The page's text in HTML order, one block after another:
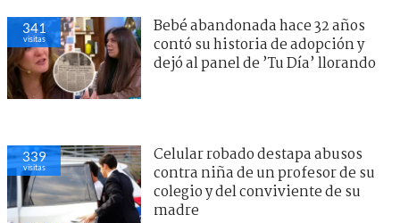
341
visitas
Bebé abandonada hace 32 años
contó su historia de adopción y
dejó al panel de ’Tu Día’ llorando
339
visitas
Celular robado destapa abusos
contra niña de un profesor de su
colegio y del conviviente de su
madre